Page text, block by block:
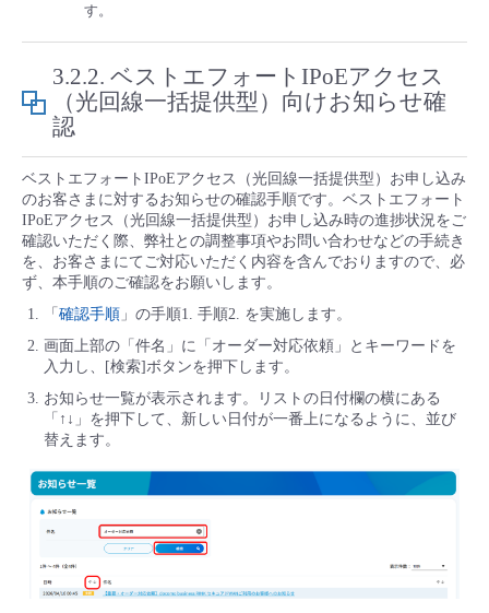
す。
3.2.2. ベストエフォートIPoEアクセス
（光回線一括提供型）向けお知らせ確
認
ベストエフォートIPoEアクセス（光回線一括提供型）お申し込み
のお客さまに対するお知らせの確認手順です。ベストエフォート
IPoEアクセス（光回線一括提供型）お申し込み時の進捗状況をご
確認いただく際、弊社との調整事項やお問い合わせなどの手続き
を、お客さまにてご対応いただく内容を含んでおりますので、必
ず、本手順のご確認をお願いします。
「 確認手順 」の手順1. 手順2. を実施します。
画面上部の「件名」に「オーダー対応依頼」とキーワードを
入力し、[検索]ボタンを押下します。
お知らせ一覧が表示されます。リストの日付欄の横にある
「↑↓」を押下して、新しい日付が一番上になるように、並び
替えます。